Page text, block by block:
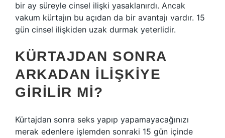
bir ay süreyle cinsel ilişki yasaklanırdı. Ancak
vakum kürtajın bu açıdan da bir avantajı vardır. 15
gün cinsel ilişkiden uzak durmak yeterlidir.
KÜRTAJDAN SONRA
ARKADAN ILIŞKIYE
GIRILIR MI?
Kürtajdan sonra seks yapıp yapamayacağınızı
merak edenlere işlemden sonraki 15 gün içinde